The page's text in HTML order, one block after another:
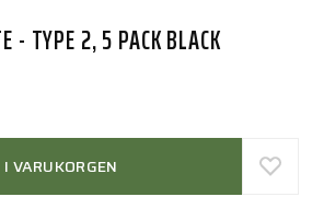
- TYPE 2, 5 PACK BLACK
I VARUKORGEN